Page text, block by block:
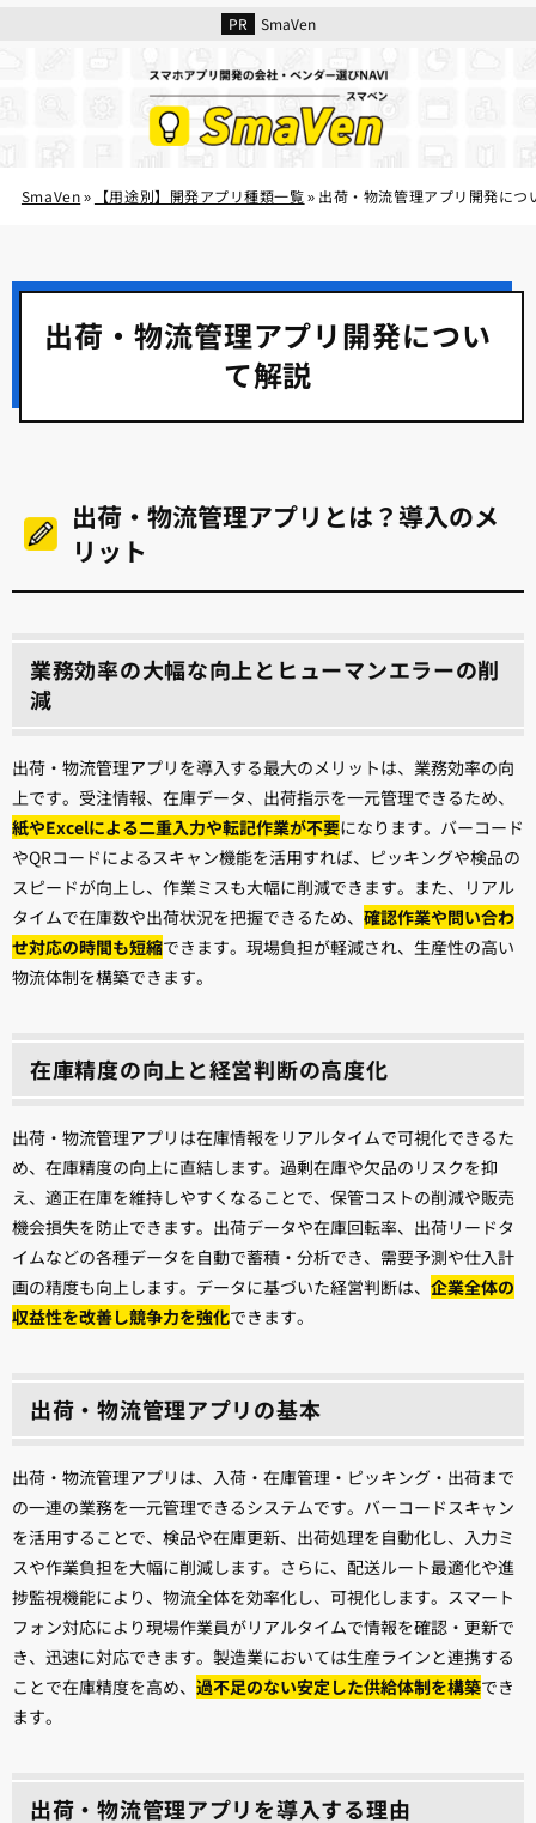
SmaVen
SmaVen» 【用途別】開発アプリ種類一覧» 出荷・物流管理アプリ開発につ
出荷・物流管理アプリ開発につい
て解説
出荷・物流管理アプリとは？導入のメ
リット
業務効率の大幅な向上とヒューマンエラーの削
減
出荷・物流管理アプリを導入する最大のメリットは、業務効率の向
上です。受注情報、在庫データ、出荷指示を一元管理できるため、
紙やExcelによる二重入力や転記作業が不要になります。バーコード
やQRコードによるスキャン機能を活用すれば、ピッキングや検品の
スピードが向上し、作業ミスも大幅に削減できます。また、リアル
タイムで在庫数や出荷状況を把握できるため、 確認作業や問い合わ
せ対応の時間も短縮できます。現場負担が軽減され、生産性の高い
物流体制を構築できます。
在庫精度の向上と経営判断の高度化
出荷・物流管理アプリは在庫情報をリアルタイムで可視化できるた
め、在庫精度の向上に直結します。過剰在庫や欠品のリスクを抑
え、適正在庫を維持しやすくなることで、保管コストの削減や販売
機会損失を防止できます。出荷データや在庫回転率、出荷リードタ
イムなどの各種データを自動で蓄積・分析でき、需要予測や仕入計
画の精度も向上します。データに基づいた経営判断は、 企業全体の
収益性を改善し競争力を強化できます。
出荷・物流管理アプリの基本
出荷・物流管理アプリは、入荷・在庫管理・ピッキング・出荷まで
の一連の業務を一元管理できるシステムです。バーコードスキャン
を活用することで、検品や在庫更新、出荷処理を自動化し、入力ミ
スや作業負担を大幅に削減します。さらに、配送ルート最適化や進
捗監視機能により、物流全体を効率化し、可視化します。スマート
フォン対応により現場作業員がリアルタイムで情報を確認・更新で
き、迅速に対応できます。製造業においては生産ラインと連携する
ことで在庫精度を高め、 過不足のない安定した供給体制を構築でき
ます。
出荷・物流管理アプリを導入する理由